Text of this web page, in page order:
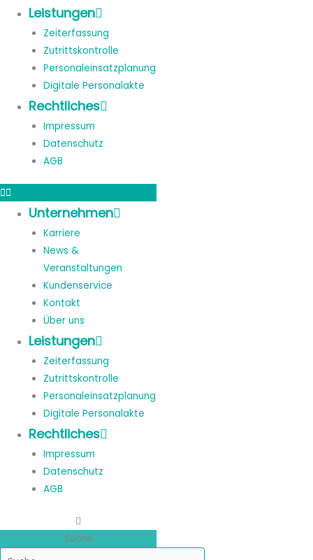
Leistungen
Zeiterfassung
Zutrittskontrolle
Personaleinsatzplanung
Digitale Personalakte
Rechtliches
Impressum
Datenschutz
AGB
Unternehmen
Karriere
News &
Veranstaltungen
Kundenservice
Kontakt
Über uns
Leistungen
Zeiterfassung
Zutrittskontrolle
Personaleinsatzplanung
Digitale Personalakte
Rechtliches
Impressum
Datenschutz
AGB
Suche